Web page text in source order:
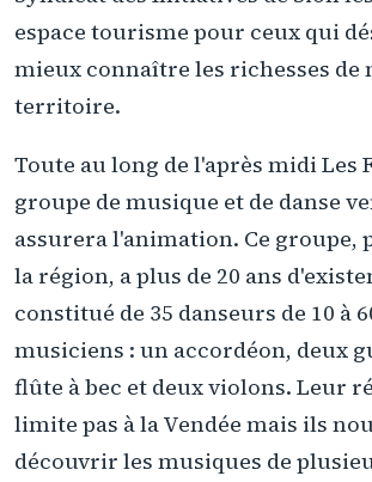
espace tourisme pour ceux qui
mieux connaître les richesses de
territoire.
Toute au long de l'après midi Les
groupe de musique et de danse
assurera l'animation. Ce groupe,
la région, a plus de 20 ans
constitué de 35 danseurs de 10 à
musiciens : un accordéon, deux
flûte à bec et deux violons. Leur
limite pas à la Vendée mais ils
découvrir les musiques de